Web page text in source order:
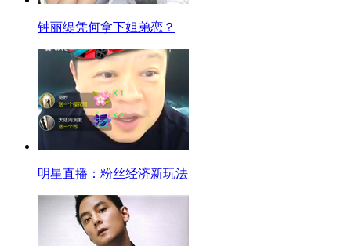
钟丽缇凭何拿下姐弟恋？
明星直播：粉丝经济新玩法